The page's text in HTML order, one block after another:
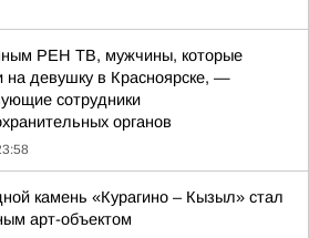
РЕН ТВ, мужчины, которые
на девушку в Красноярске, —
сотрудники
органов
камень «Курагино – Кызыл» стал
арт-объектом